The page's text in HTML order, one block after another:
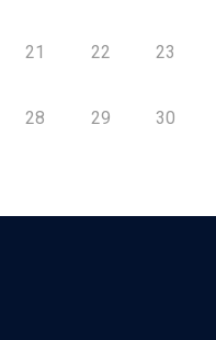
21 22 23
28 29 30